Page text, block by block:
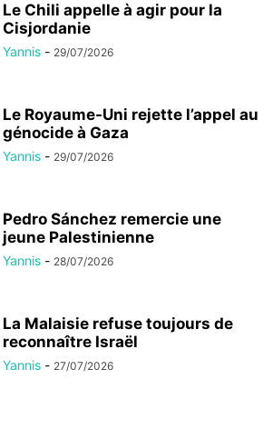
Le Chili appelle à agir pour la
Cisjordanie
Yannis - 29/07/2026
Le Royaume-Uni rejette l’appel au
génocide à Gaza
Yannis - 29/07/2026
Pedro Sánchez remercie une
jeune Palestinienne
Yannis - 28/07/2026
La Malaisie refuse toujours de
reconnaître Israël
Yannis - 27/07/2026